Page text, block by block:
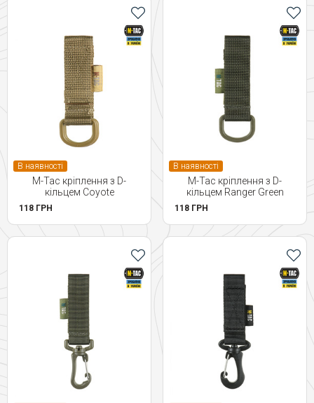
В наявності
M-Tac кріплення з D-
кільцем Coyote
118 ГРН
В наявності
M-Tac кріплення з D-
кільцем Ranger Green
118 ГРН